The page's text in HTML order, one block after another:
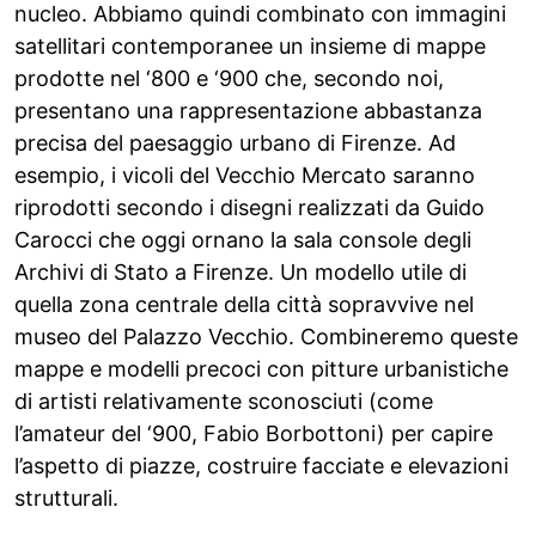
nucleo. Abbiamo quindi combinato con immagini
satellitari contemporanee un insieme di mappe
prodotte nel ‘800 e ‘900 che, secondo noi,
presentano una rappresentazione abbastanza
precisa del paesaggio urbano di Firenze. Ad
esempio, i vicoli del Vecchio Mercato saranno
riprodotti secondo i disegni realizzati da Guido
Carocci che oggi ornano la sala console degli
Archivi di Stato a Firenze. Un modello utile di
quella zona centrale della città sopravvive nel
museo del Palazzo Vecchio. Combineremo queste
mappe e modelli precoci con pitture urbanistiche
di artisti relativamente sconosciuti (come
l’amateur del ‘900, Fabio Borbottoni) per capire
l’aspetto di piazze, costruire facciate e elevazioni
strutturali.